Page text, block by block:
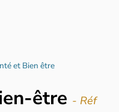
et Bien être
être - Réf